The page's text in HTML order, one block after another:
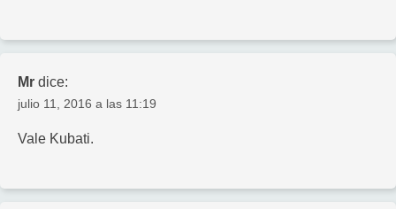
Mr dice:
julio 11, 2016 a las 11:19
Vale Kubati.